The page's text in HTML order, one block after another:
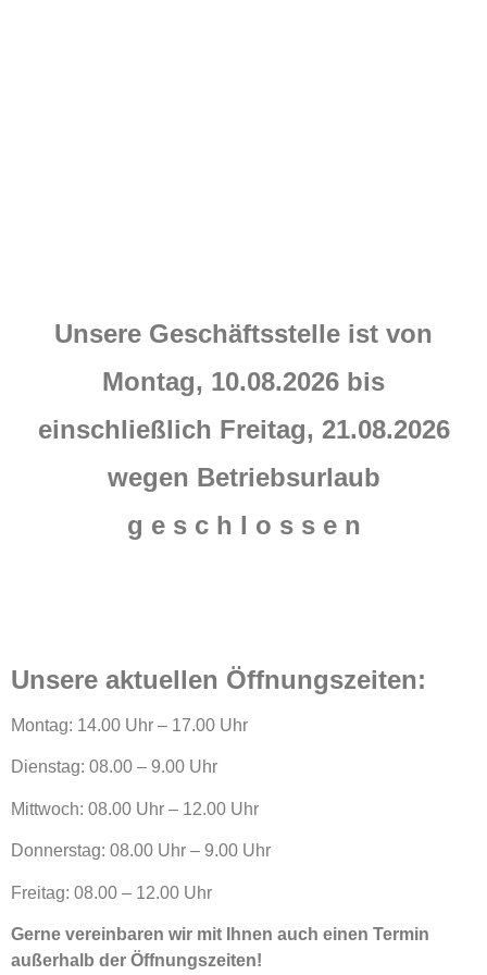
Unsere Geschäftsstelle ist von
Montag, 10.08.2026 bis
einschließlich Freitag, 21.08.2026
wegen Betriebsurlaub
g e s c h l o s s e n
Unsere aktuellen Öffnungszeiten:
Montag: 14.00 Uhr – 17.00 Uhr
Dienstag: 08.00 – 9.00 Uhr
Mittwoch: 08.00 Uhr – 12.00 Uhr
Donnerstag: 08.00 Uhr – 9.00 Uhr
Freitag: 08.00 – 12.00 Uhr
Gerne vereinbaren wir mit Ihnen auch einen Termin
außerhalb der Öffnungszeiten!